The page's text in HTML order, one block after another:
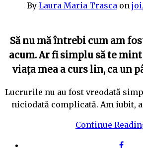
By Laura Maria Trasca on
Să nu mă întrebi cum am
acum. Ar fi simplu să te
viața mea a curs lin, ca un
Lucrurile nu au fost vreodată
niciodată complicată. Am iubit,
Continue